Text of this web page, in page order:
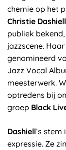
chemie op het
Christie Dashiell
publiek
jazzscene.
genomineerd
Jazz Vocal
meesterwerk.
optredens bij
groep Black
Dashiell’s
expressie. Ze